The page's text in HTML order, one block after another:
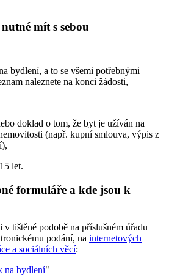
mít s sebou
bydlení, a to se všemi potřebnými
naleznete na konci žádosti,
doklad o tom, že byt je užíván na
(např. kupní smlouva, výpis z
let.
formuláře a kde jsou k
tištěné podobě na příslušném úřadu
podání, na internetových
a sociálních věcí:
na bydlení"